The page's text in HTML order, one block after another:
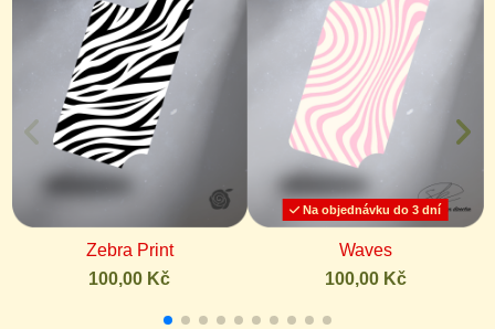
Zebra Print
100,00 Kč
Na objednávku do 3 dní
Waves
100,00 Kč